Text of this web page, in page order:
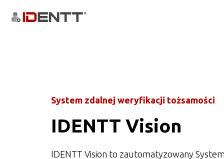
System zdalnej weryfikacji tożsamości
IDENTT Vision
IDENTT Vision to zautomatyzowany